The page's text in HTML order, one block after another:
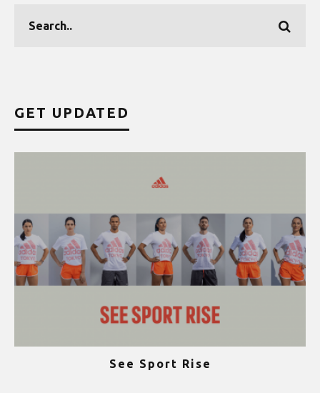
GET UPDATED
See Sport Rise